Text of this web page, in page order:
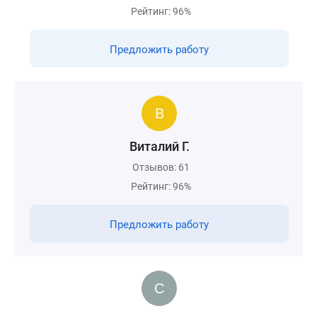
Рейтинг: 96%
Предложить работу
Виталий Г.
Отзывов: 61
Рейтинг: 96%
Предложить работу